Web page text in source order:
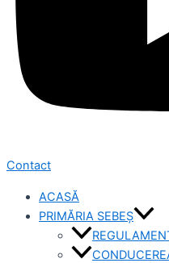
Contact
ACASĂ
PRIMĂRIA SEBEȘ